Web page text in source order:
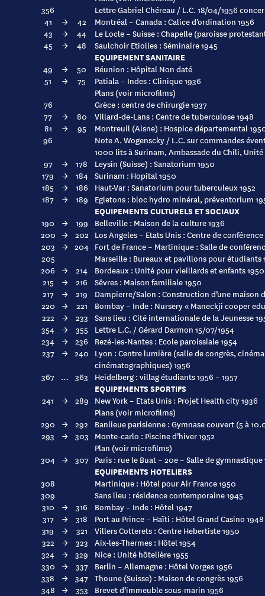
356
Lettre Gabriel Chéreau / L.C. 18/04/1956
41
→ 42
Montréal – Canada : Calice d’ordination 1956
43
→ 44
Le Locle – Suisse : Chapelle (paroisse
45
→ 48 Saulchoir Etiolles : Séminaire 1945
EQUIPEMENT SANITAIRE
49 → 50
Réunion : Hôpital Non daté
51
→ 75
Patiala – Indes : Clinique 1936
Plans (voir microfilms)
76
Grèce : centre de chirurgie 1937
77
→ 80
Villard-de-Lans : Centre de tuberculose 1948
81
→ 95
Montreuil (Aisne) : Hospice départemental
96
Note A. Wogenscky / L.C. sur commandes
1000 lits à Surinam, Ambassade du Chili,
97
→ 178
Leysin (Suisse) : Sanatorium 1950
179
→ 184 Surinam : Hopital 1950
185
→ 186
Haut-Var : Sanatorium pour tuberculeux 1952
187
→ 189 Egletons : bloc hydro minéral, préventorium
EQUIPEMENTS CULTURELS ET SOCIAUX
190 → 199
Belleville : Maison de la culture 1936
200 → 202 Los Angeles – Etats Unis : Centre de conférence
203
→ 204 Fort de France – Martinique : Salle de
205
Marseille : Bureaux et pavillons pour étudiants
206
→ 214
Bordeaux : Unité pour vieillards et enfants 1950
215
→ 216
Sêvres : Maison familiale 1950
217
→ 219
Dampierre/Salon : Construction d’une maison
220
→ 221
Bombay – Inde : Nursery « Maneckji cooper
222
→ 233 Sans lieu : Cité internationale de la Jeunesse
354
→ 355
Lettre L.C. / Gérard Darmon 15/07/1954
234
→ 236
Rezé-les-Nantes : Ecole paroissiale 1954
237
→ 240 Lyon : Centre lumière (salle de congrès,
cinématographiques) 1956
367 … 363 Heidelberg : villag étudiants 1956 – 1957
EQUIPEMENTS SPORTIFS
241 → 289 New York – Etats Unis : Projet Health city 1936
Plans (voir microfilms)
290
→ 292 Banlieue parisienne : Gymnase couvert (5 à
293
→ 303 Monte-carlo : Piscine d’hiver 1952
Plan (voir microfilms)
304 → 307 Paris : rue le Buat – 20e – Salle de gymnastique
EQUIPEMENTS HOTELIERS
308
Martinique : Hôtel pour Air France 1950
309
Sans lieu : résidence contemporaine 1945
310
→ 316
Bombay – Inde : Hôtel 1947
317
→ 318
Port au Prince – Haïti : Hôtel Grand Casino 1948
319
→ 321
Villers Cotterets : Centre Hebertiste 1950
322
→ 323 Aix-les-Thermes : Hôtel 1954
324
→ 329
Nice : Unité hôtelière 1955
330
→ 337
Berlin – Allemagne : Hôtel Vorges 1956
338
→ 347 Thoune (Suisse) : Maison de congrès 1956
348
→ 353 Brevet d’immeuble sous-marin 1956